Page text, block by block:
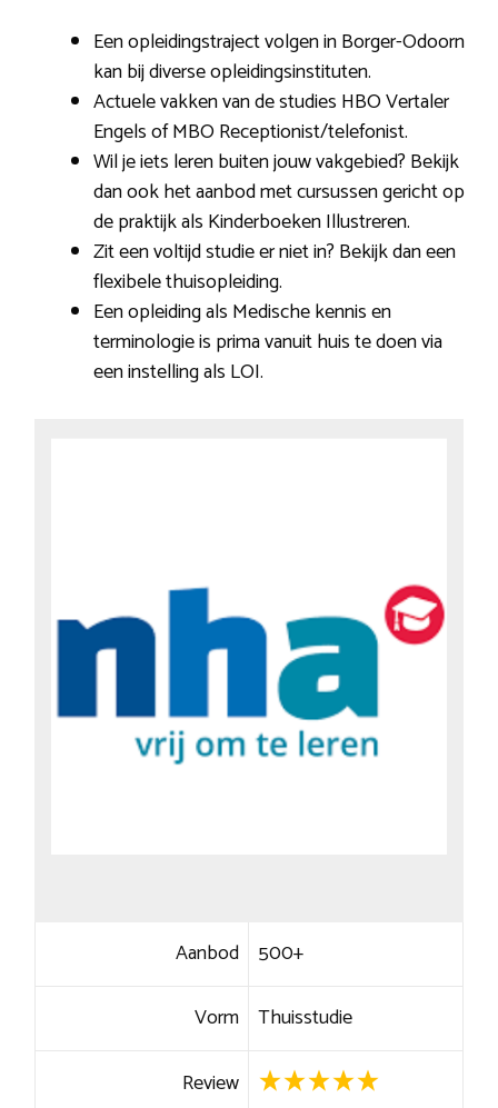
Een opleidingstraject volgen in Borger-Odoorn
kan bij diverse opleidingsinstituten.
Actuele vakken van de studies HBO Vertaler
Engels of MBO Receptionist/telefonist.
Wil je iets leren buiten jouw vakgebied? Bekijk
dan ook het aanbod met cursussen gericht op
de praktijk als Kinderboeken Illustreren.
Zit een voltijd studie er niet in? Bekijk dan een
flexibele thuisopleiding.
Een opleiding als Medische kennis en
terminologie is prima vanuit huis te doen via
een instelling als LOI.
Aanbod 500+
Vorm Thuisstudie
Review